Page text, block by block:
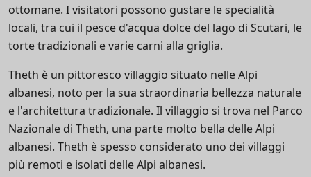
ottomane. I visitatori possono gustare le specialità
locali, tra cui il pesce d'acqua dolce del lago di Scutari, le
torte tradizionali e varie carni alla griglia.
Theth è un pittoresco villaggio situato nelle Alpi
albanesi, noto per la sua straordinaria bellezza naturale
e l'architettura tradizionale. Il villaggio si trova nel Parco
Nazionale di Theth, una parte molto bella delle Alpi
albanesi. Theth è spesso considerato uno dei villaggi
più remoti e isolati delle Alpi albanesi.